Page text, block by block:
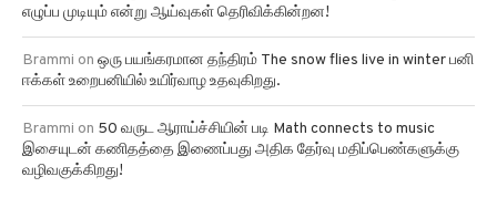
Brammionஒரு பயங்கரமான தந்திரம் The snow flies live in winter பனி
ஈக்கள் உறைபனியில் உயிர்வாழ உதவுகிறது.
Brammion50 வருட ஆராய்ச்சியின் படி Math connects to music
இசையுடன் கணிதத்தை இணைப்பது அதிக தேர்வு மதிப்பெண்களுக்கு
வழிவகுக்கிறது!